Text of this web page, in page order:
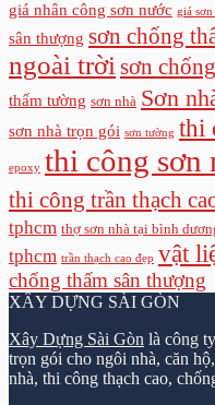
giá nhân công sơn nước giá sơn
sân thượng sơn chống
ngoài trời sơn
thấm tường sơn nhà Sơn
sơn nhà trọn gói sơn tường thi
epoxy thi công sơn
thi công trần thạch
tphcm thợ sơn nhà tại bình
tphcm trần thạch cao đẹp vật
chống thấm sân thượng
XÂY DỰNG SÀI GÒN
Xây Dựng Sài Gòn là công
trọn gói cho ngôi nhà, căn
nhà, thi công thạch cao,